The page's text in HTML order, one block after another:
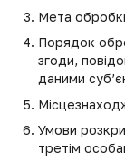
Мета
Порядок
згоди,
даними
Умови
третім